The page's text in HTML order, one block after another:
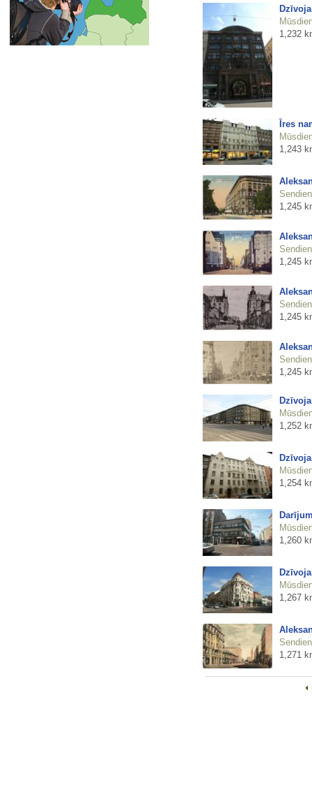
1,232
Īres
1,243
1,245
1,245
1,245
1,245
1,252
1,254
1,260
1,267
1,271